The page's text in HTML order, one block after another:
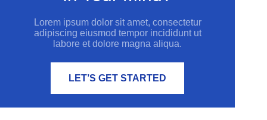
Lorem ipsum dolor sit amet, consectetur
adipiscing eiusmod tempor incididunt ut
labore et dolore magna aliqua.
LET’S GET STARTED